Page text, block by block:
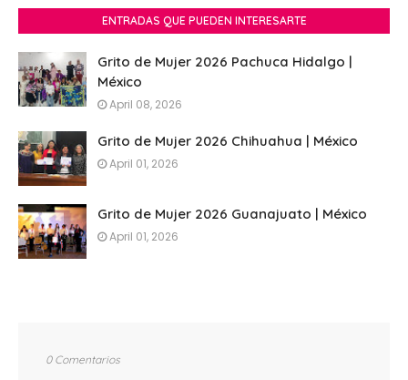
ENTRADAS QUE PUEDEN INTERESARTE
Grito de Mujer 2026 Pachuca Hidalgo |
México
April 08, 2026
Grito de Mujer 2026 Chihuahua | México
April 01, 2026
Grito de Mujer 2026 Guanajuato | México
April 01, 2026
0 Comentarios